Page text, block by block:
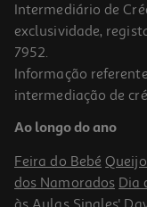
Smartphone Samsung
499.99 €/un
499,99 €
Intermediário de
exclusividade,
7952.
Informação
intermediação de
Ao longo do ano
Feira do Bebé
dos Namorados Dia